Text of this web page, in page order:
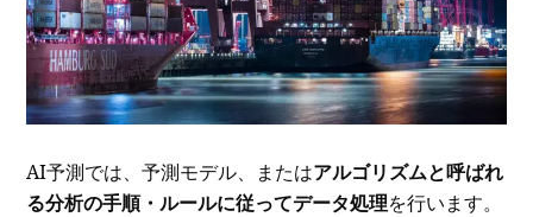
AI予測では、予測モデル、またはアルゴリズムと呼ばれ
る分析の手順・ルールに従ってデータ処理を行います。